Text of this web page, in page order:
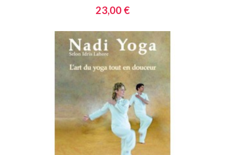
23,00 €